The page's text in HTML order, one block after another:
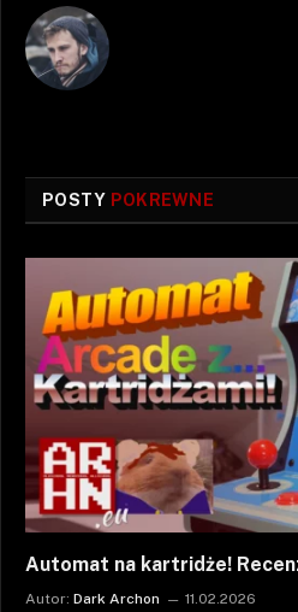
POSTY POKREWNE
Automat na kartridże!
Autor: Dark Archon 11.02.2026